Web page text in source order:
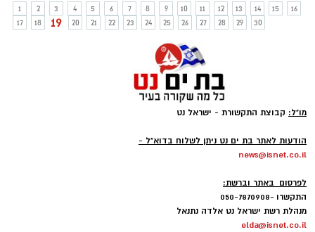
1
2 3 4 5 6 7 8 9 10 11 12 13 14 15
16
17
18 19 20 21 22 23 24 25 26 27 28 29 30
מו"ל: קבוצת התקשורת - ישראל נט
הודעות לאתר בת ים נט ניתן לשלוח בדוא"ל -
news@isnet.co.il
לפרסום באתר וברשת:
התקשרו -050-7870908
מנהלת רשת ישראל נט אלדה נתנאל
elda@isnet.co.il